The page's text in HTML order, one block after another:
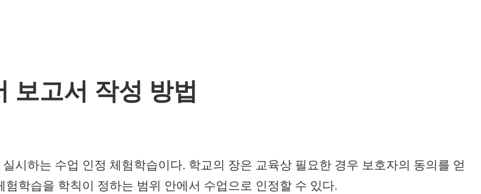
보고서 작성 방법
시하는 수업 인정 체험학습이다. 학교의 장은 교육상 필요한 경우 보호자의 동의를 얻
학습을 학칙이 정하는 범위 안에서 수업으로 인정할 수 있다.